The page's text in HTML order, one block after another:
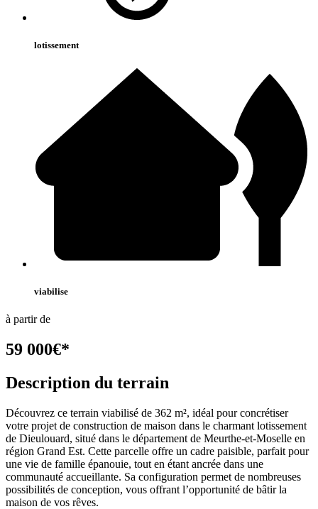
lotissement
viabilise
à partir de
59 000€*
Description du terrain
Découvrez ce terrain viabilisé de 362 m², idéal pour concrétiser
votre projet de construction de maison dans le charmant lotissement
de Dieulouard, situé dans le département de Meurthe-et-Moselle en
région Grand Est. Cette parcelle offre un cadre paisible, parfait pour
une vie de famille épanouie, tout en étant ancrée dans une
communauté accueillante. Sa configuration permet de nombreuses
possibilités de conception, vous offrant l’opportunité de bâtir la
maison de vos rêves.